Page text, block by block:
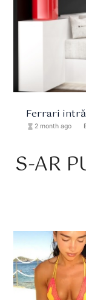
Ferrari
hourglass_full 2 month ago
S-AR